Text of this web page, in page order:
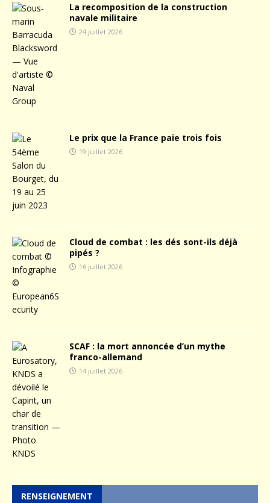
La recomposition de la construction
navale militaire
24 juillet 2026
Le prix que la France paie trois fois
19 juillet 2026
Cloud de combat : les dés sont-ils déjà
pipés ?
16 juillet 2026
SCAF : la mort annoncée d’un mythe
franco-allemand
14 juillet 2026
RENSEIGNEMENT